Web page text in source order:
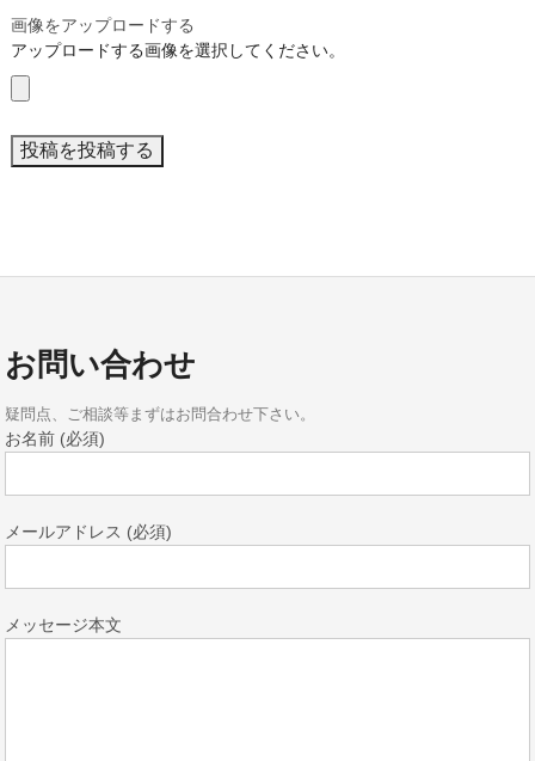
画像をアップロードする
アップロードする画像を選択してください。
お問い合わせ
疑問点、ご相談等まずはお問合わせ下さい。
お名前 (必須)
メールアドレス (必須)
メッセージ本文